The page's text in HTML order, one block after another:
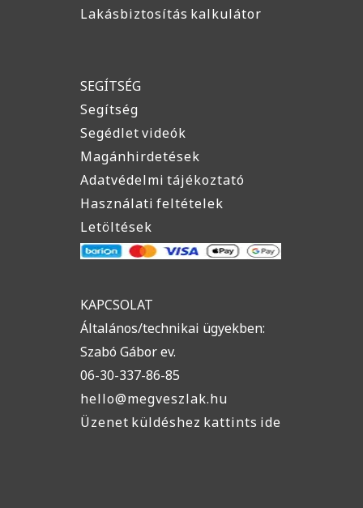
Lakásbiztosítás kalkulátor
SEGÍTSÉG
Segítség
Segédlet videók
Magánhirdetések
Adatvédelmi tájékoztató
Használati feltételek
Letöltések
KAPCSOLAT
Általános/technikai ügyekben:
Szabó Gábor ev.
06-30-337-86-85
hello@megveszlak.hu
Üzenet küldéshez kattints ide